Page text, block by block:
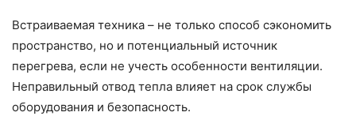
Встраиваемая техника – не только способ сэкономить
пространство, но и потенциальный источник
перегрева, если не учесть особенности вентиляции.
Неправильный отвод тепла влияет на срок службы
оборудования и безопасность.